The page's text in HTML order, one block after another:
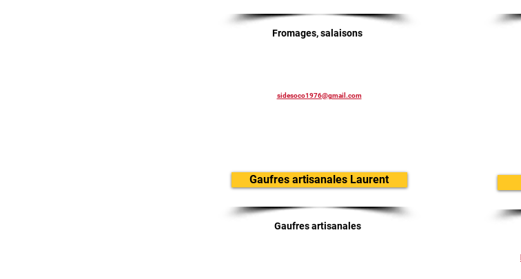
Fromages, salaisons
sidesoco1976@gmail.com
Gaufres artisanales Laurent
Gaufres artisanales